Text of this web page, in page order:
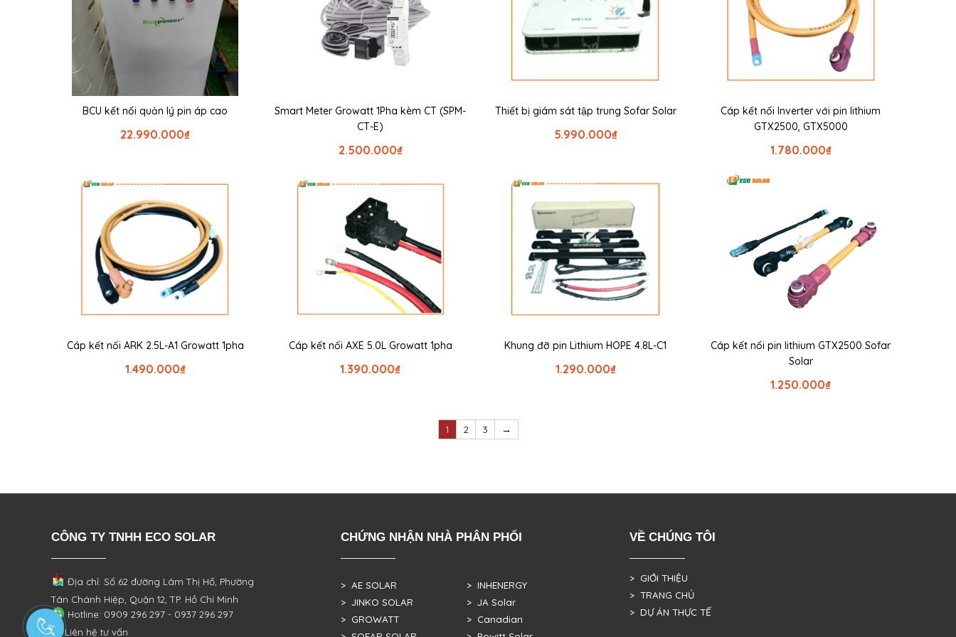
BCU kết nối quản lý pin áp cao
₫
22.990.000
Smart Meter Growatt 1Pha kèm CT (SPM-
CT-E)
₫
2.500.000
Thiết bị giám sát tập trung Sofar Solar
₫
5.990.000
Cáp kết nối Inverter với pin lithium
GTX2500, GTX5000
₫
1.780.000
Cáp kết nối ARK 2.5L-A1 Growatt 1pha
₫
1.490.000
Cáp kết nối AXE 5.0L Growatt 1pha
₫
1.390.000
Khung đỡ pin Lithium HOPE 4.8L-C1
₫
1.290.000
Cáp kết nối pin lithium GTX2500 Sofar
Solar
₫
1.250.000
1 2 3 →
CÔNG TY TNHH ECO SOLAR
Địa chỉ: Số 62 đường Lâm Thị Hố, Phường
Tân Chánh Hiệp, Quận 12, TP. Hồ Chí Minh
Hotline: 0909 296 297 - 0937 296 297
Liên hệ tư vấn
CHỨNG NHẬN NHÀ PHÂN PHỐI
> AE SOLAR
> JINKO SOLAR
> GROWATT
> INHENERGY
> JA Solar
> Canadian
VỀ CHÚNG TÔI
> GIỚI THIỆU
> TRANG CHỦ
> DỰ ÁN THỰC TẾ